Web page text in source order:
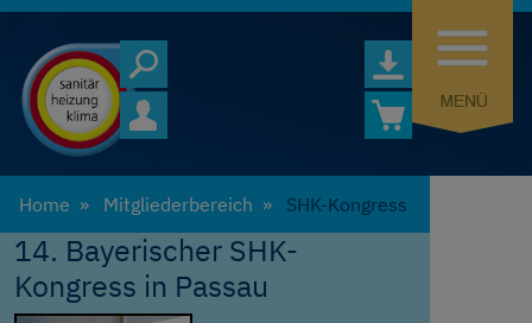
Home Mitgliederbereich SHK-Kongress
14. Bayerischer SHK-
Kongress in Passau